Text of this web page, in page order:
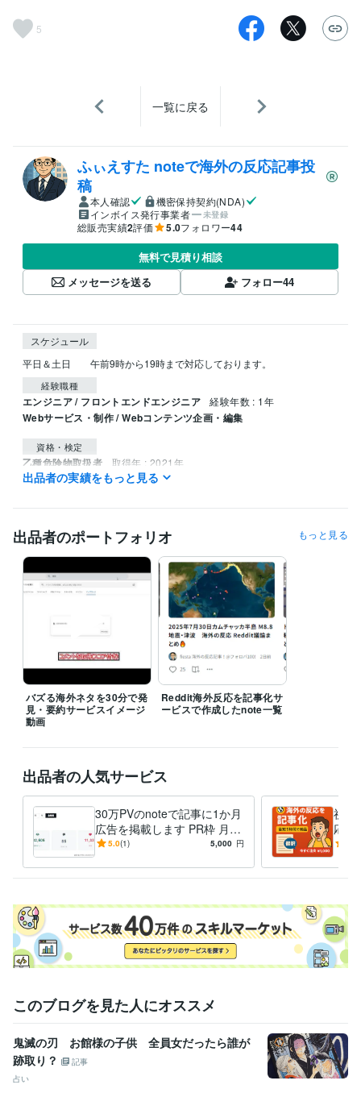
5
一覧に戻る
ふぃえすた noteで海外の反応記事投
稿
本人確認
機密保持契約(NDA)
インボイス発行事業者
未登録
総販売実績2評価 5.0フォロワー44
無料で見積り相談
メッセージを送る
フォロー44
スケジュール
平日＆土日　　午前9時から19時まで対応しております。
経験職種
エンジニア / フロントエンドエンジニア 経験年数 : 1年
Webサービス・制作 / Webコンテンツ企画・編集
資格・検定
乙種危険物取扱者 取得年 : 2021年
C:1年C#:2年C#.NET:2年HTML:1年Java:0年Python:3年SQL:1年
GitHub:1年
得意分野
IT相談・システム開発 スクレイピング
語学力
出品者の実績をもっと見る
出品者のポートフォリオ もっと見る
バズる海外ネタを30分で発
見・要約サービスイメージ
動画
Reddit海外反応を記事化サ
ービスで作成したnote一覧
出品者の人気サービス
30万PVのnoteで記事に1か月
広告を掲載します PR枠 月5,
000円〜（先着制・審査あ
5.0(1) 5,000 円
祝【
応記
を投
このブログを見た人にオススメ
鬼滅の刃 お館様の子供 全員女だったら誰が
跡取り？
記事
占い